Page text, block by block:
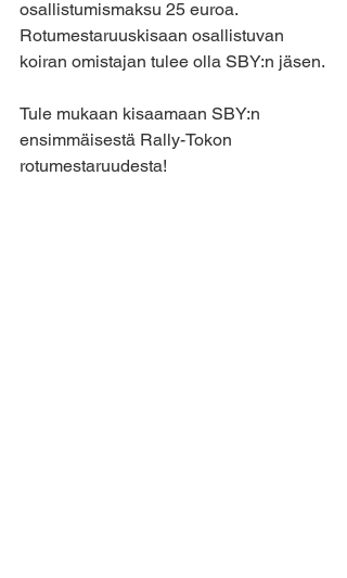
osallistumismaksu 25 euroa.
Rotumestaruuskisaan osallistuvan
koiran omistajan tulee olla SBY:n jäsen.
Tule mukaan kisaamaan SBY:n
ensimmäisestä Rally-Tokon
rotumestaruudesta!